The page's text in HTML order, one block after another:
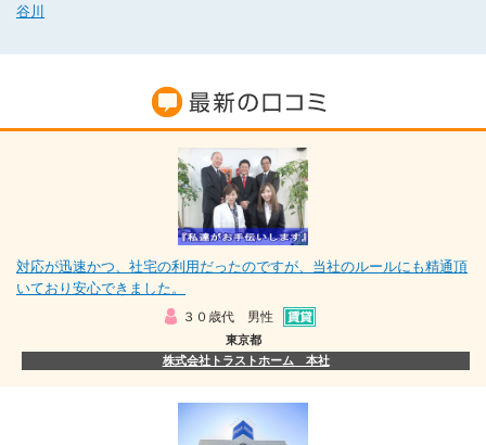
谷川
対応が迅速かつ、社宅の利用だったのですが、当社のルールにも精通頂
いており安心できました。
３０歳代 男性
東京都
株式会社トラストホーム 本社